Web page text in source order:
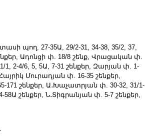
պող. 27-35Ա, 29/2-31, 34-38, 35/2, 37,
շենքեր, Ադոնցի փ. 18/8 շենք, Վրացական փ.
1, 2-4/6, 5, 5Ա, 7-31 շենքեր, Զարյան փ. 1-
Մուրադյան փ. 16-35 շենքեր,
171 շենքեր, Ա․Խաչատրյան փ. 30-32, 31/1-
58Ա շենքեր, Ն․Տիգրանյան փ. 5-7 շենքեր,